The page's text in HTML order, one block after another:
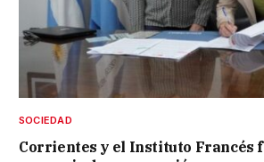
SOCIEDAD
Corrientes y el Instituto Francés